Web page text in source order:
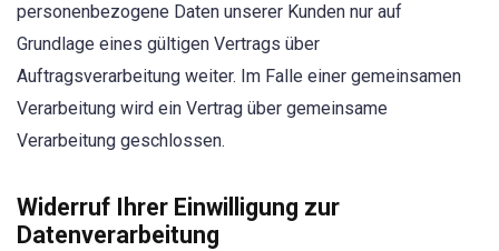
personenbezogene Daten unserer Kunden nur auf
Grundlage eines gültigen Vertrags über
Auftragsverarbeitung weiter. Im Falle einer gemeinsamen
Verarbeitung wird ein Vertrag über gemeinsame
Verarbeitung geschlossen.
Widerruf Ihrer Einwilligung zur
Datenverarbeitung